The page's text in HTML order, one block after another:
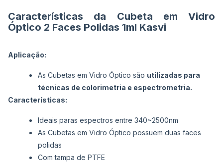
Características da Cubeta em Vidro
Óptico 2 Faces Polidas 1ml Kasvi
Aplicação:
As Cubetas em Vidro Óptico são utilizadas para
técnicas de colorimetria e espectrometria.
Características:
Ideais paras espectros entre 340~2500nm
As Cubetas em Vidro Óptico possuem duas faces
polidas
Com tampa de PTFE